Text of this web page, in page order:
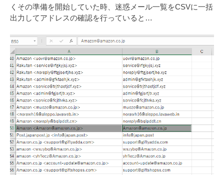
くその準備を開始していた時、迷惑メール一覧をCSVに一括
出力してアドレスの確認を行っていると…